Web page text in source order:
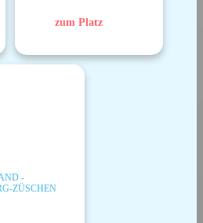
zum Platz
-
ZÜSCHEN